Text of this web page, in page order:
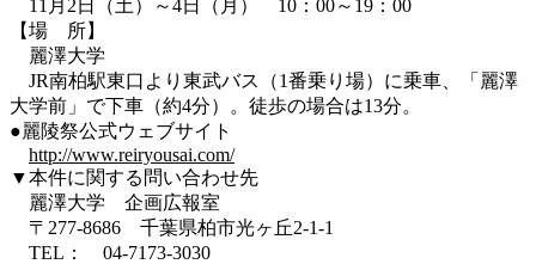
11月2日（土）～4日（月） 10：00～19：00
【場 所】
麗澤大学
JR南柏駅東口より東武バス（1番乗り場）に乗車、「麗澤
大学前」で下車（約4分）。徒歩の場合は13分。
●麗陵祭公式ウェブサイト
http://www.reiryousai.com/
▼本件に関する問い合わせ先
麗澤大学 企画広報室
〒277-8686 千葉県柏市光ヶ丘2-1-1
TEL： 04-7173-3030